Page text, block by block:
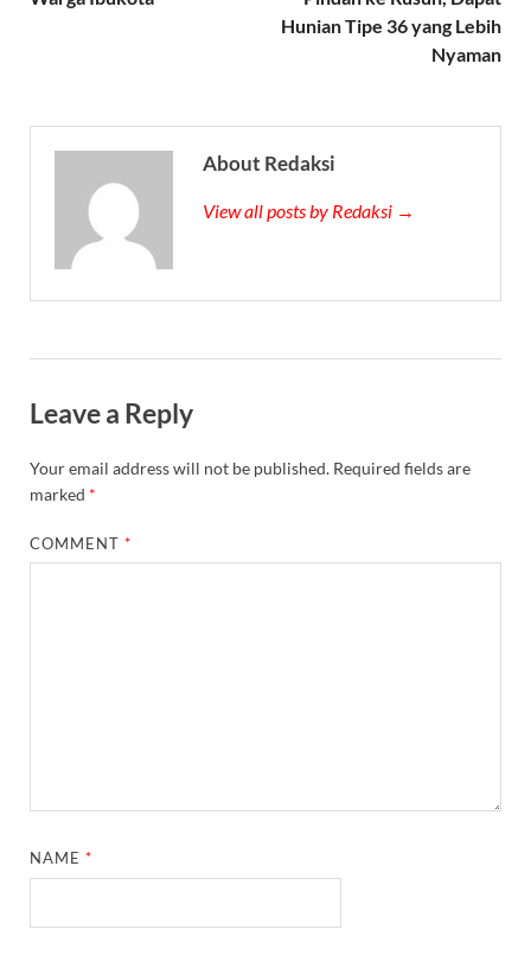
Hunian Tipe 36 yang Lebih
Nyaman
About Redaksi
View all posts by Redaksi →
Leave a Reply
Your email address will not be published. Required fields are
marked *
COMMENT*
NAME*